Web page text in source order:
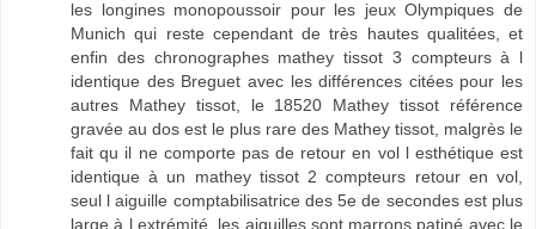
les longines monopoussoir pour les jeux Olympiques de
Munich qui reste cependant de très hautes qualitées, et
enfin des chronographes mathey tissot 3 compteurs à l
identique des Breguet avec les différences citées pour les
autres Mathey tissot, le 18520 Mathey tissot référence
gravée au dos est le plus rare des Mathey tissot, malgrès le
fait qu il ne comporte pas de retour en vol l esthétique est
identique à un mathey tissot 2 compteurs retour en vol,
seul l aiguille comptabilisatrice des 5e de secondes est plus
large à l extrémité, les aiguilles sont marrons patiné avec le